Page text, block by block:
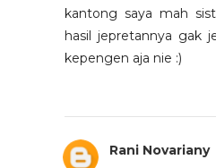
kantong saya mah
hasil jepretannya gak
kepengen aja nie :)
Rani Novariany